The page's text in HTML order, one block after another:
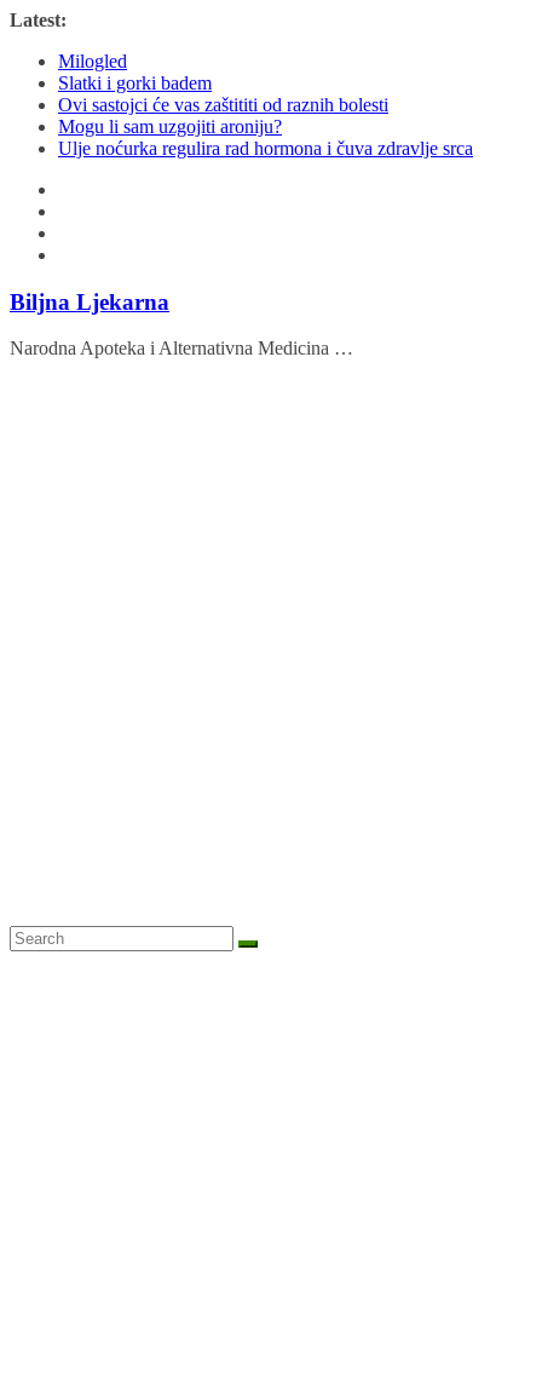
Skip
content
Latest:
Milogled
Slatki i gorki badem
Ovi sastojci će vas zaštititi od raznih bolesti
Mogu li sam uzgojiti aroniju?
Ulje noćurka regulira rad hormona i čuva zdravlje srca
Biljna Ljekarna
Narodna Apoteka i Alternativna Medicina …